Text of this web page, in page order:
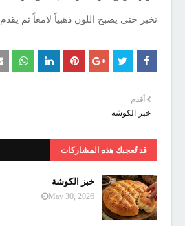
نخبز حتى يصبح اللون ذهبياً لامعاً ثم
أقدم
خبز الكوشة
قد تُعجبك هذه المشاركات
خبز الكوشة
May 30, 2026